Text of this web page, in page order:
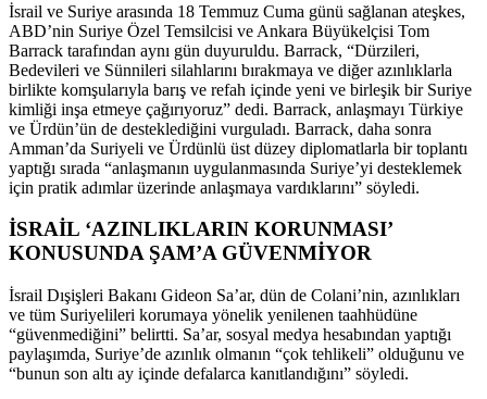
İsrail ve Suriye arasında 18 Temmuz Cuma günü sağlanan ateşkes,
ABD’nin Suriye Özel Temsilcisi ve Ankara Büyükelçisi Tom
Barrack tarafından aynı gün duyuruldu. Barrack, “Dürzileri,
Bedevileri ve Sünnileri silahlarını bırakmaya ve diğer azınlıklarla
birlikte komşularıyla barış ve refah içinde yeni ve birleşik bir Suriye
kimliği inşa etmeye çağırıyoruz” dedi. Barrack, anlaşmayı Türkiye
ve Ürdün’ün de desteklediğini vurguladı. Barrack, daha sonra
Amman’da Suriyeli ve Ürdünlü üst düzey diplomatlarla bir toplantı
yaptığı sırada “anlaşmanın uygulanmasında Suriye’yi desteklemek
için pratik adımlar üzerinde anlaşmaya vardıklarını” söyledi.
İSRAİL ‘AZINLIKLARIN KORUNMASI’
KONUSUNDA ŞAM’A GÜVENMİYOR
İsrail Dışişleri Bakanı Gideon Sa’ar, dün de Colani’nin, azınlıkları
ve tüm Suriyelileri korumaya yönelik yenilenen taahhüdüne
“güvenmediğini” belirtti. Sa’ar, sosyal medya hesabından yaptığı
paylaşımda, Suriye’de azınlık olmanın “çok tehlikeli” olduğunu ve
“bunun son altı ay içinde defalarca kanıtlandığını” söyledi.